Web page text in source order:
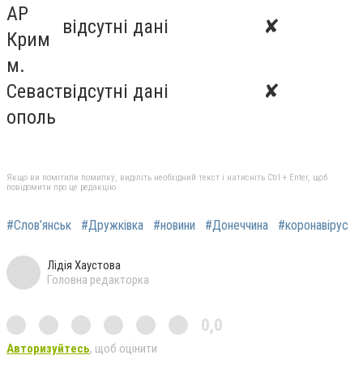
АР
Крим
відсутні дані
✘
м.
Севаст
ополь
відсутні дані ✘
Якщо ви помітили помилку, виділіть необхідний текст і натисніть Ctrl + Enter, щоб
повідомити про це редакцію
#Слов’янськ #Дружківка #новини #Донеччина #коронавірус
Лідія Хаустова
Головна редакторка
0,0
Авторизуйтесь, щоб оцінити